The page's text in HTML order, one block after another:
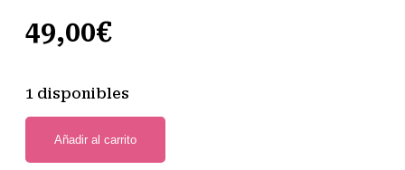
49,00€
1 disponibles
Añadir al carrito